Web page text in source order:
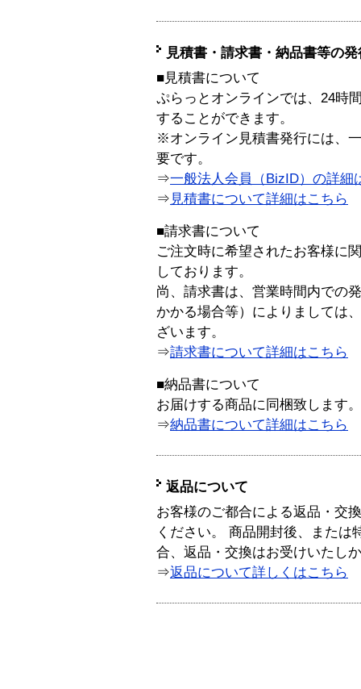
見積書・請求書・納品書等の
■見積書について
ぷらっとオンラインでは、24時
することができます。
※オンライン見積書発行には、
要です。
⇒一般法人会員（BizID）の詳細
⇒ 見積書について詳細はこちら
■請求書について
ご注文時に希望されたお客様に
しております。
尚、請求書は、営業時間内での
かかる場合等）によりましては
ざいます。
⇒請求書について詳細はこちら
■納品書について
お届けする商品に同梱致します。
⇒納品書について詳細はこちら
返品について
お客様のご都合による返品・交
ください。 商品開封後、または
合、返品・交換はお受けいたし
⇒返品について詳しくはこちら